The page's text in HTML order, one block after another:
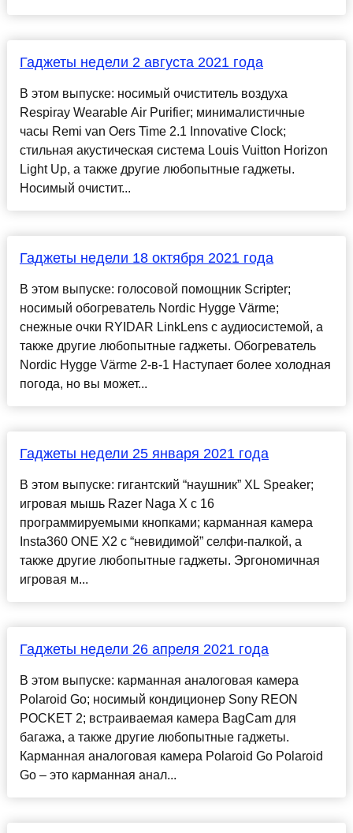
Гаджеты недели 2 августа 2021 года
В этом выпуске: носимый очиститель воздуха
Respiray Wearable Air Purifier; минималистичные
часы Remi van Oers Time 2.1 Innovative Clock;
стильная акустическая система Louis Vuitton Horizon
Light Up, а также другие любопытные гаджеты.
Носимый очистит...
Гаджеты недели 18 октября 2021 года
В этом выпуске: голосовой помощник Scripter;
носимый обогреватель Nordic Hygge Värme;
снежные очки RYIDAR LinkLens с аудиосистемой, а
также другие любопытные гаджеты. Обогреватель
Nordic Hygge Värme 2-в-1 Наступает более холодная
погода, но вы может...
Гаджеты недели 25 января 2021 года
В этом выпуске: гигантский “наушник” XL Speaker;
игровая мышь Razer Naga X с 16
программируемыми кнопками; карманная камера
Insta360 ONE X2 с “невидимой” селфи-палкой, а
также другие любопытные гаджеты. Эргономичная
игровая м...
Гаджеты недели 26 апреля 2021 года
В этом выпуске: карманная аналоговая камера
Polaroid Go; носимый кондиционер Sony REON
POCKET 2; встраиваемая камера BagCam для
багажа, а также другие любопытные гаджеты.
Карманная аналоговая камера Polaroid Go Polaroid
Go – это карманная анал...